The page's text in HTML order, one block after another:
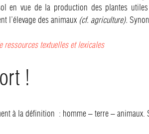
en vue de la production des plantes utiles
l’élevage des animaux (cf. agriculture). Synon.
ressources textuelles et lexicales
!
à la définition : homme – terre – animaux.